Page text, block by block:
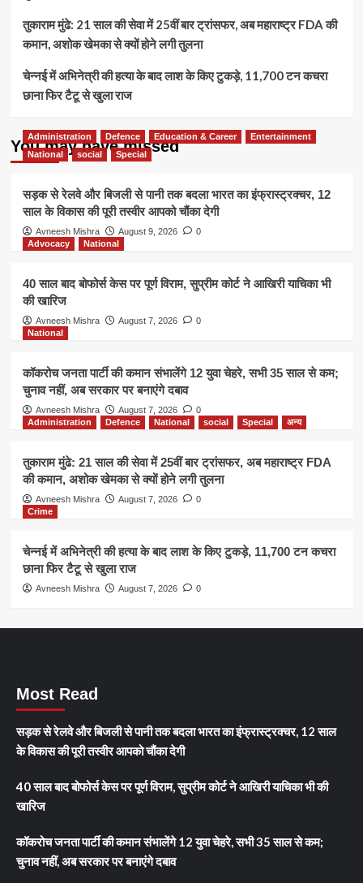
तुकाराम मुंढे: 21 साल की सेवा में 25वीं बार ट्रांसफर, अब महाराष्ट्र FDA की
कमान, अशोक खेमका से क्यों होने लगी तुलना
चेन्नई में अभिनेत्री की हत्या के बाद लाश के किए टुकड़े, 11,700 टन कचरा
छाना फिर टैटू से खुला राज
You may have missed
Administration Defence Education & Career
Entertainment
National
social Special
सड़क से रेलवे और बिजली से पानी तक बदला भारत का इंफ्रास्ट्रक्चर, 12
साल के विकास की पूरी तस्वीर आपको चौंका देगी
Avneesh Mishra August 9, 2026
0
Advocacy
National
40 साल बाद बोफोर्स केस पर पूर्ण विराम, सुप्रीम कोर्ट ने आखिरी याचिका भी
की खारिज
Avneesh Mishra August 7, 2026
0
National
कॉकरोच जनता पार्टी की कमान संभालेंगे 12 युवा चेहरे, सभी 35 साल से कम;
चुनाव नहीं, अब सरकार पर बनाएंगे दबाव
Avneesh Mishra August 7, 2026
0
Administration
Defence National social Special अन्य
तुकाराम मुंढे: 21 साल की सेवा में 25वीं बार ट्रांसफर, अब महाराष्ट्र FDA
की कमान, अशोक खेमका से क्यों होने लगी तुलना
Avneesh Mishra August 7, 2026
0
Crime
चेन्नई में अभिनेत्री की हत्या के बाद लाश के किए टुकड़े, 11,700 टन कचरा
छाना फिर टैटू से खुला राज
Avneesh Mishra August 7, 2026 0
Most Read
सड़क से रेलवे और बिजली से पानी तक बदला भारत का इंफ्रास्ट्रक्चर, 12 साल
के विकास की पूरी तस्वीर आपको चौंका देगी
40 साल बाद बोफोर्स केस पर पूर्ण विराम, सुप्रीम कोर्ट ने आखिरी याचिका भी की
खारिज
कॉकरोच जनता पार्टी की कमान संभालेंगे 12 युवा चेहरे, सभी 35 साल से कम;
चुनाव नहीं, अब सरकार पर बनाएंगे दबाव